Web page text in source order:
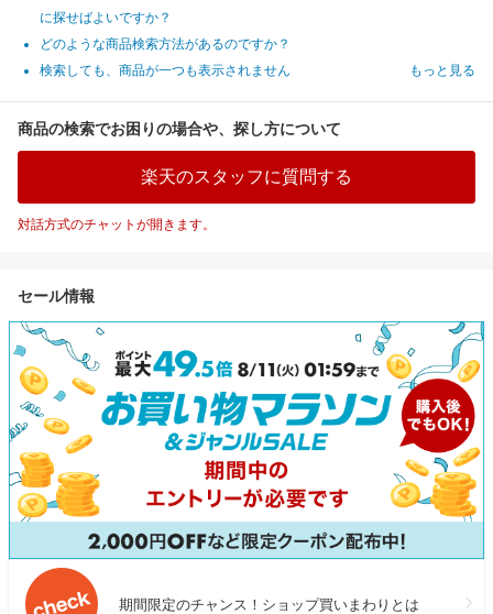
に探せばよいですか？
どのような商品検索方法があるのですか？
検索しても、商品が一つも表示されません
もっと見る
商品の検索でお困りの場合や、探し方について
楽天のスタッフに質問する
対話方式のチャットが開きます。
セール情報
期間限定のチャンス！ショップ買いまわりとは